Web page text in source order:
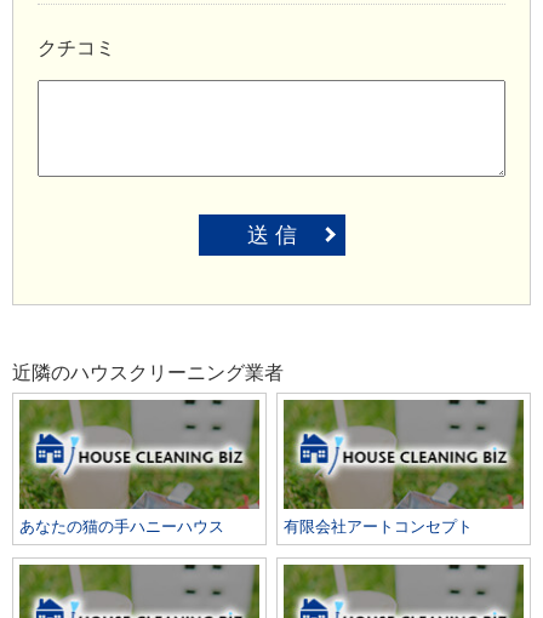
クチコミ
送 信
近隣のハウスクリーニング業者
あなたの猫の手ハニーハウス 有限会社アートコンセプト